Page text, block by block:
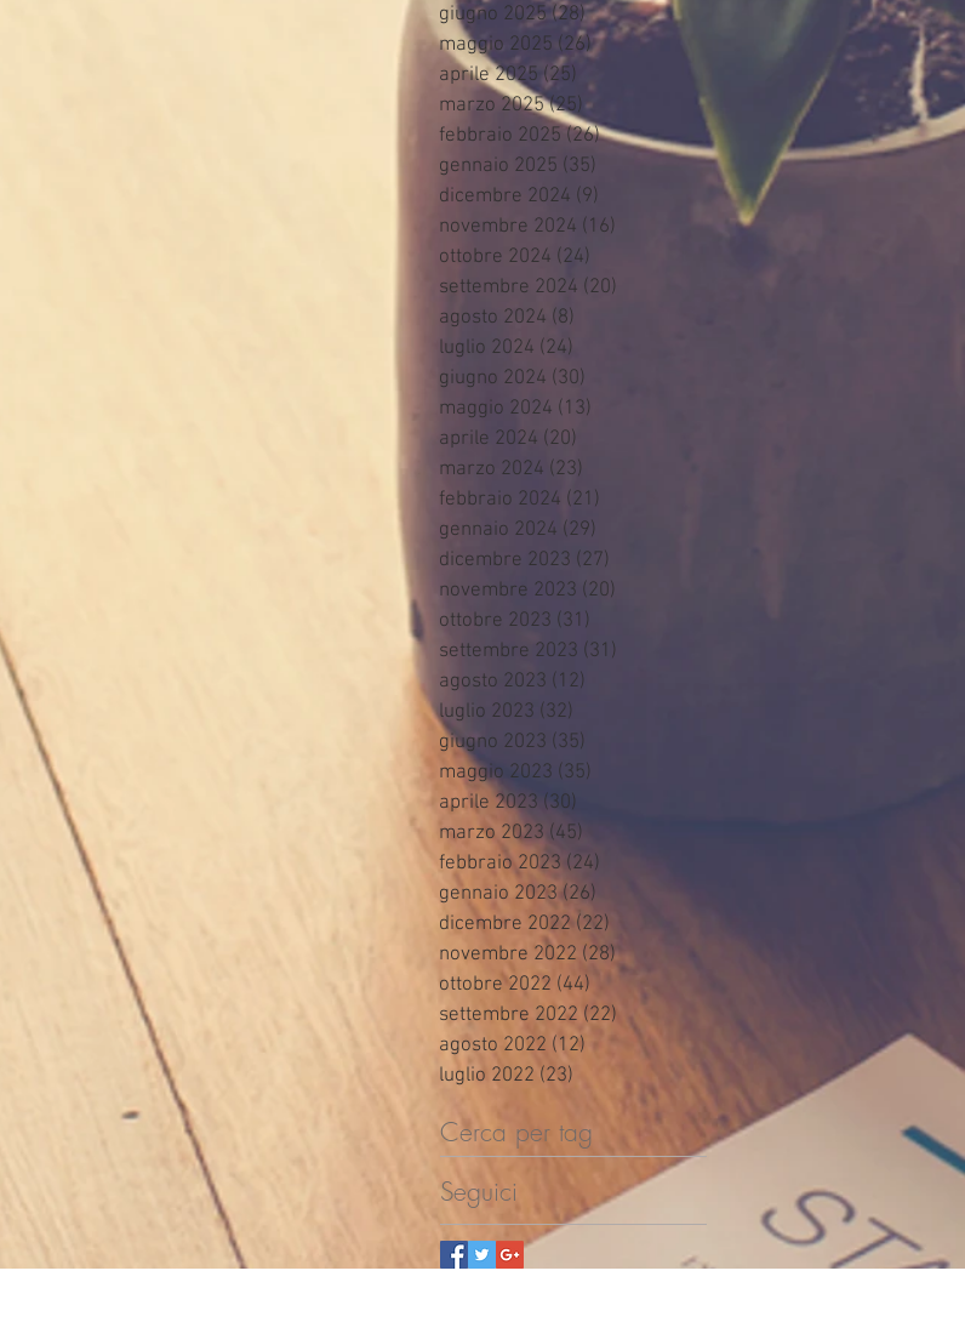
giugno 2025 (28)28 post
maggio 2025 (26)26 post
aprile 2025 (25)
marzo 2025 (25) 25 post
febbraio 2025 (26)26 post
gennaio 2025 (35)
dicembre 2024 (9)
novembre 2024 (16)
ottobre 2024 (24)
settembre 2024 (20)
agosto 2024 (8)
luglio 2024 (24)
giugno 2024 (30)
maggio 2024 (13)
aprile 2024 (20)
marzo 2024 (23)
febbraio 2024 (21)
gennaio 2024 (29)
dicembre 2023 (27)
novembre 2023 (20)
ottobre 2023 (31)
settembre 2023 (31)
agosto 2023 (12)
luglio 2023 (32)
giugno 2023 (35)
maggio 2023 (35)
aprile 2023 (30)
marzo 2023 (45)
febbraio 2023 (24)
gennaio 2023 (26)
dicembre 2022 (22)
novembre 2022 (28)28 post
ottobre 2022 (44) 44 post
settembre 2022 (22) 22 post
agosto 2022 (12) 12 post
luglio 2022 (23)
Cerca per tag
Seguici